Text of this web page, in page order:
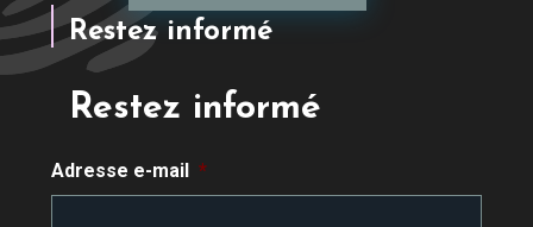
Restez informé
Restez informé
Adresse e-mail *